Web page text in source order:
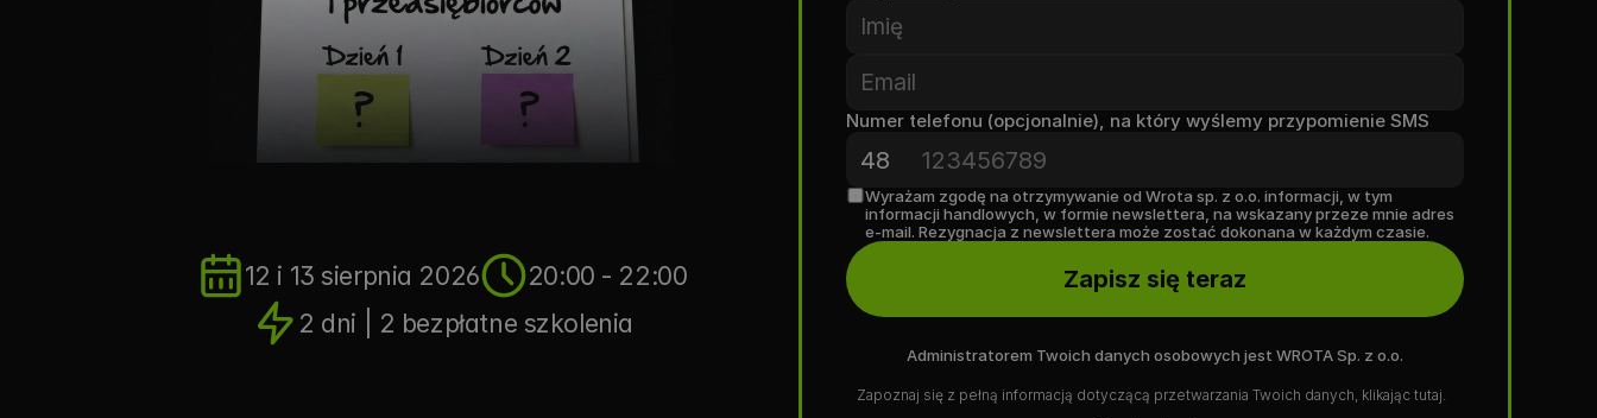
12 i 13 sierpnia 2026
20:00 - 22:00
2 dni | 2 bezpłatne szkolenia
Numer telefonu (opcjonalnie), na który wyślemy przypomienie SMS
Wyrażam zgodę na otrzymywanie od Wrota sp. z o.o. informacji, w tym
informacji handlowych, w formie newslettera, na wskazany przeze mnie adres
e-mail. Rezygnacja z newslettera może zostać dokonana w każdym czasie.
Zapisz się teraz
Administratorem Twoich danych osobowych jest WROTA Sp. z o.o.
Zapoznaj się z pełną informacją dotyczącą przetwarzania Twoich danych, klikając tutaj.